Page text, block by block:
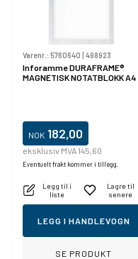
Varenr.: 5760640 | 498923
Inforamme DURAFRAME®
MAGNETISK NOTATBLOKK A4
NOK 182,00
eksklusiv MVA 145,60
Eventuelt frakt kommer i tillegg.
Legg til i
liste
Lagre til
senere
LEGG I HANDLEVOGN
SE PRODUKT